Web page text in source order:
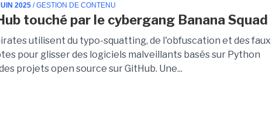
2025 / GESTION DE CONTENU
touché par le cybergang Banana Squad
utilisent du typo-squatting, de l'obfuscation et des faux
pour glisser des logiciels malveillants basés sur Python
projets open source sur GitHub. Une...